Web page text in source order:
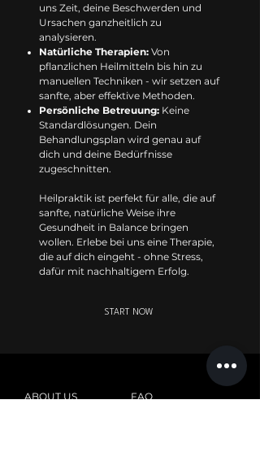
uns Zeit, deine Beschwerden und
Ursachen ganzheitlich zu
analysieren.
Natürliche Therapien: Von
pflanzlichen Heilmitteln bis hin zu
manuellen Techniken - wir setzen auf
sanfte, aber effektive Methoden.
Persönliche Betreuung: Keine
Standardlösungen. Dein
Behandlungsplan wird genau auf
dich und deine Bedürfnisse
zugeschnitten.
Heilpraktik ist perfekt für alle, die auf
sanfte, natürliche Weise ihre
Gesundheit in Balance bringen
wollen. Erlebe bei uns eine Therapie,
die auf dich eingeht - ohne Stress,
dafür mit nachhaltigem Erfolg.
START NOW
ABOUT US
FAQ